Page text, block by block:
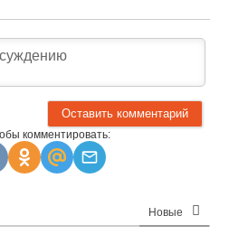
комментировать:
Новые